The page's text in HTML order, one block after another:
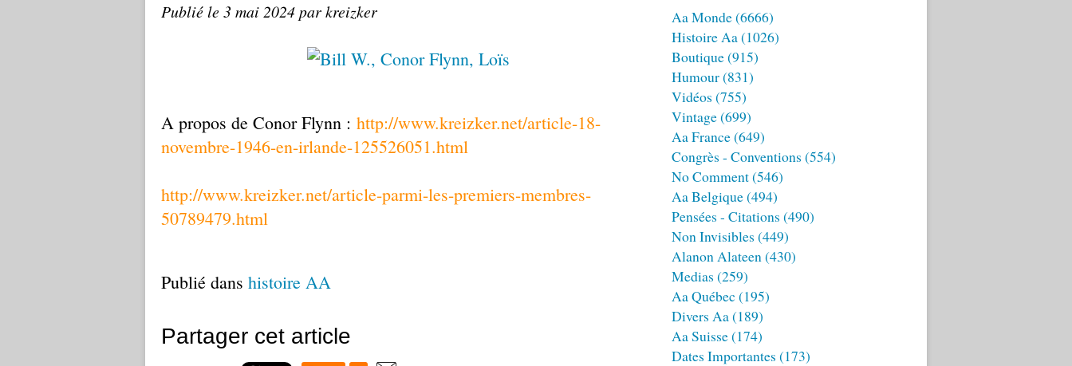
Publié le 3 mai 2024par kreizker
A propos de Conor Flynn : http://www.kreizker.net/article-18-
novembre-1946-en-irlande-125526051.html
http://www.kreizker.net/article-parmi-les-premiers-membres-
50789479.html
Publié dans histoire AA
Partager cet article
Aa Monde(6666)
Histoire Aa(1026)
Boutique(915)
Humour(831)
Vidéos (755)
Vintage(699)
Aa France(649)
Congrès - Conventions (554)
No Comment(546)
Aa Belgique(494)
Pensées - Citations (490)
Non Invisibles (449)
Alanon Alateen(430)
Medias (259)
Aa Québec (195)
Divers Aa(189)
Aa Suisse(174)
Dates Importantes (173)